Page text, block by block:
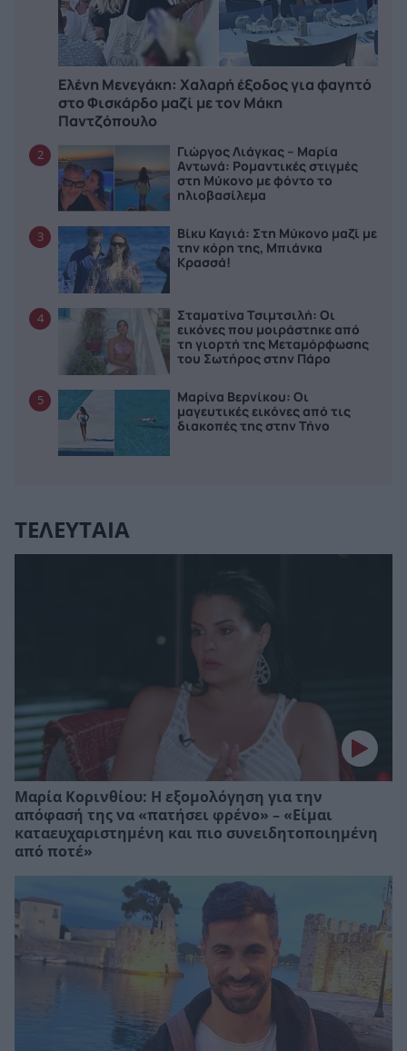
Ελένη Μενεγάκη: Χαλαρή έξοδος για φαγητό
στο Φισκάρδο μαζί με τον Μάκη
Παντζόπουλο
2
Γιώργος Λιάγκας – Μαρία
Αντωνά: Ρομαντικές στιγμές
στη Μύκονο με φόντο το
ηλιοβασίλεμα
3
Βίκυ Καγιά: Στη Μύκονο μαζί με
την κόρη της, Μπιάνκα
Κρασσά!
4
Σταματίνα Τσιμτσιλή: Οι
εικόνες που μοιράστηκε από
τη γιορτή της Μεταμόρφωσης
του Σωτήρος στην Πάρο
5
Μαρίνα Βερνίκου: Οι
μαγευτικές εικόνες από τις
διακοπές της στην Τήνο
ΤΕΛΕΥΤΑΙΑ
Μαρία Κορινθίου: Η εξομολόγηση για την
απόφασή της να «πατήσει φρένο» – «Είμαι
καταευχαριστημένη και πιο συνειδητοποιημένη
από ποτέ»